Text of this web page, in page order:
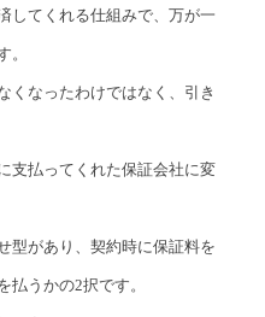
してくれる仕組みで、万が一
。
くなったわけではなく、引き
支払ってくれた保証会社に変
型があり、契約時に保証料を
払うかの2択です。